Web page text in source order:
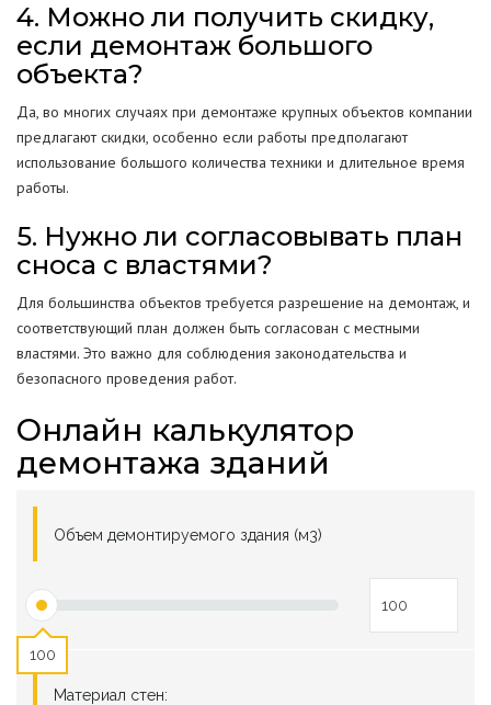
4. Можно ли получить скидку,
если демонтаж большого
объекта?
Да, во многих случаях при демонтаже крупных объектов компании
предлагают скидки, особенно если работы предполагают
использование большого количества техники и длительное время
работы.
5. Нужно ли согласовывать план
сноса с властями?
Для большинства объектов требуется разрешение на демонтаж, и
соответствующий план должен быть согласован с местными
властями. Это важно для соблюдения законодательства и
безопасного проведения работ.
Онлайн калькулятор
демонтажа зданий
Объем демонтируемого здания (м3)
100
Материал стен: